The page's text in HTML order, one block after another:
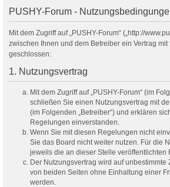
PUSHY-Forum -
Mit dem Zugriff auf „PUSHY-Forum“ („http://
zwischen Ihnen und dem Betreiber ein Vertrag
geschlossen:
1. Nutzungsvertrag
Mit dem Zugriff auf „PUSHY-Forum“ (im
schließen Sie einen Nutzungsvertrag mit
(im Folgenden „Betreiber“) und erklären
Regelungen einverstanden.
Wenn Sie mit diesen Regelungen nicht
Sie das Board nicht weiter nutzen. Für die
jeweils die an dieser Stelle veröffentlichten
Der Nutzungsvertrag wird auf unbestimmte
von beiden Seiten ohne Einhaltung einer
werden.